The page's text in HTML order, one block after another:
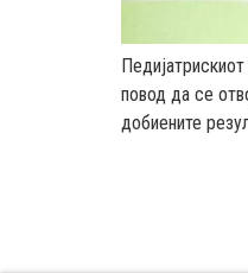
повод да се
добиените